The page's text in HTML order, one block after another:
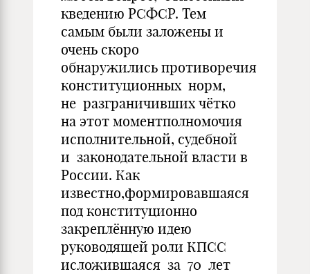
кведению РСФСР. Тем
самым были заложены и
очень скоро
обнаружились противоречия
конституционных норм,
не разграничивших чётко
на этот моментполномочия
исполнительной, судебной
и законодательной власти в
России. Как
известно,формировавшаяся
под конституционно
закреплённую идею
руководящей роли КПСС
исложившаяся за 70 лет